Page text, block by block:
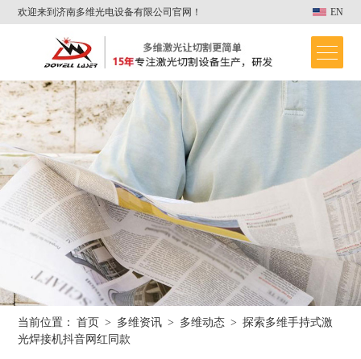
欢迎来到济南多维光电设备有限公司官网！ EN
首页
当前位置： 首页 > 多维资讯 > 多维动态 > 探索多维手持式激
光焊接机抖音网红同款